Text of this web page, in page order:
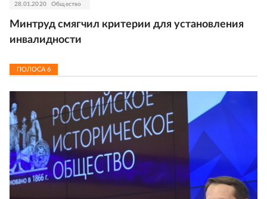
28.01.2020 Общество
Минтруд смягчил критерии для установления
инвалидности
ПОЛОСА 6